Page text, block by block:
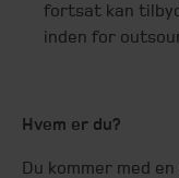
fortsat kan
inden for
Hvem er du?
Du kommer med